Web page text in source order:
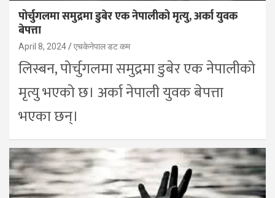
पोर्चुगलमा समुद्रमा डुबेर एक नेपालीको मृत्यु, अर्का युवक
बेपत्ता
April 8, 2024 एचकेनेपाल डट कम
लिस्बन, पोर्चुगलमा समुद्रमा डुबेर एक नेपालीको
मृत्यु भएको छ। अर्का नेपाली युवक बेपत्ता
भएका छन्।